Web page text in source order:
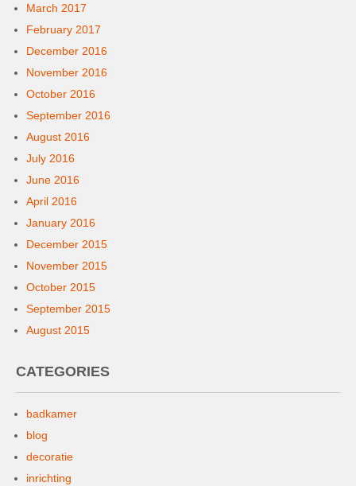
March 2017
February 2017
December 2016
November 2016
October 2016
September 2016
August 2016
July 2016
June 2016
April 2016
January 2016
December 2015
November 2015
October 2015
September 2015
August 2015
CATEGORIES
badkamer
blog
decoratie
inrichting